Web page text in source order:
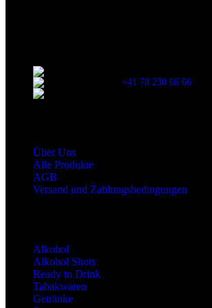
+41 78 230 66 66
Über Uns
Alle Produkte
AGB
Versand und Zahlungsbedingungen
Alkohol
Alkohol Shots
Ready to Drink
Tabakwaren
Getränke